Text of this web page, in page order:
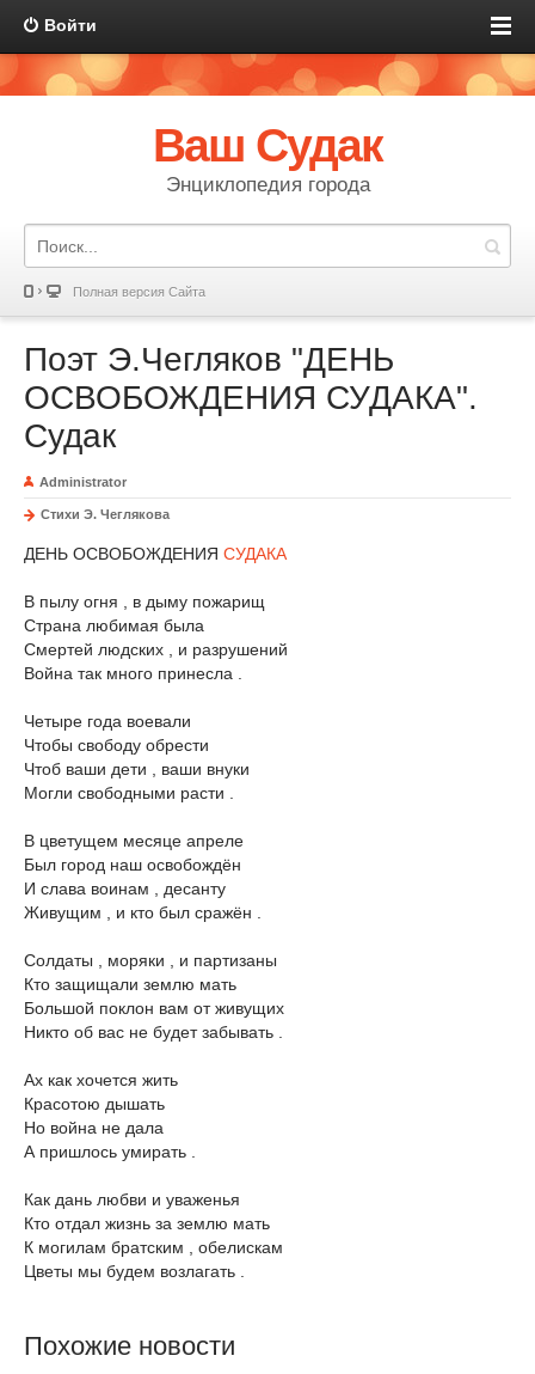
Войти
Ваш Судак
Энциклопедия города
Полная версия Сайта
Поэт Э.Чегляков "ДЕНЬ
ОСВОБОЖДЕНИЯ СУДАКА".
Судак
Administrator
Стихи Э. Чеглякова
ДЕНЬ ОСВОБОЖДЕНИЯ СУДАКА
В пылу огня , в дыму пожарищ
Страна любимая была
Смертей людских , и разрушений
Война так много принесла .
Четыре года воевали
Чтобы свободу обрести
Чтоб ваши дети , ваши внуки
Могли свободными расти .
В цветущем месяце апреле
Был город наш освобождён
И слава воинам , десанту
Живущим , и кто был сражён .
Солдаты , моряки , и партизаны
Кто защищали землю мать
Большой поклон вам от живущих
Никто об вас не будет забывать .
Ах как хочется жить
Красотою дышать
Но война не дала
А пришлось умирать .
Как дань любви и уваженья
Кто отдал жизнь за землю мать
К могилам братским , обелискам
Цветы мы будем возлагать .
Похожие новости